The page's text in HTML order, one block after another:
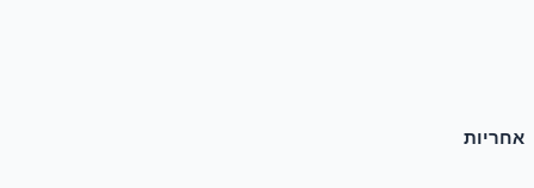
אחריות